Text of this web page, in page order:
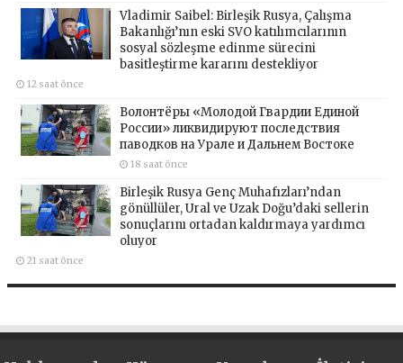
Vladimir Saibel: Birleşik Rusya, Çalışma
Bakanlığı’nın eski SVO katılımcılarının
sosyal sözleşme edinme sürecini
basitleştirme kararını destekliyor
12 saat önce
Волонтёры «Молодой Гвардии Единой
России» ликвидируют последствия
паводков на Урале и Дальнем Востоке
18 saat önce
Birleşik Rusya Genç Muhafızları’ndan
gönüllüler, Ural ve Uzak Doğu’daki sellerin
sonuçlarını ortadan kaldırmaya yardımcı
oluyor
21 saat önce